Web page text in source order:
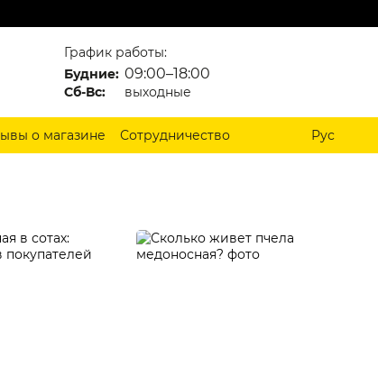
График работы:
Будние: 09:00–18:00
Сб-Вс: выходные
о магазине Сотрудничество Рус